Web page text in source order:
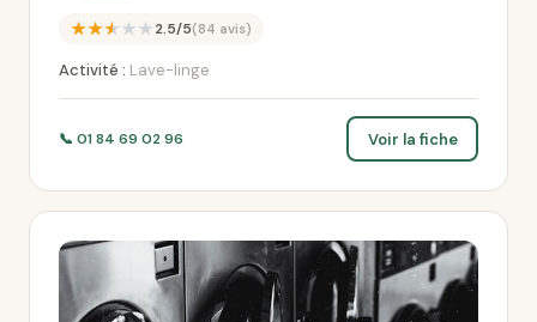
★★★★★2.5/5(84 avis)
Activité : Lave-linge
📞 01 84 69 02 96 Voir la fiche